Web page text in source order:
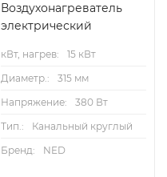
Воздухонагреватель
электрический
кВт, нагрев:
15 кВт
Диаметр.:
315 мм
Напряжение:
380 Вт
Тип.:
Канальный круглый
Бренд:
NED